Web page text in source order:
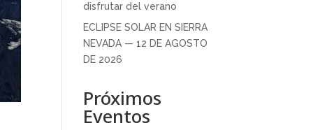
disfrutar del verano
ECLIPSE SOLAR EN SIERRA
NEVADA — 12 DE AGOSTO
DE 2026
Próximos
Eventos